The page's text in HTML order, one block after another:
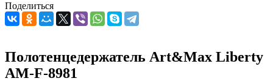
Поделиться
Полотенцедержатель Art&Max Liberty
AM-F-8981